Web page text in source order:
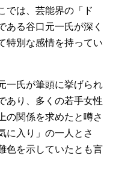
では、芸能界の「ド
ある谷口元一氏が深く
特別な感情を持ってい
一氏が筆頭に挙げられ
あり、多くの若手女性
の関係を求めたと噂さ
に入り」の一人とさ
色を示していたとも言